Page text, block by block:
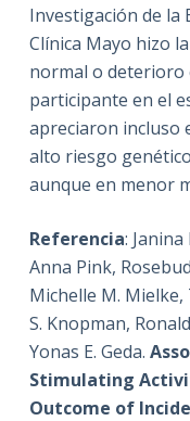
Investigación de la
Clínica Mayo hizo
normal o deterioro
participante en el
apreciaron incluso
alto riesgo
aunque en menor
Referencia:
Anna Pink,
Michelle M. Mielke,
S. Knopman,
Yonas E. Geda.
Stimulating
Outcome of